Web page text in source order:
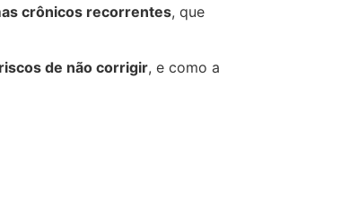
crônicos recorrentes, que
de não corrigir, e como a